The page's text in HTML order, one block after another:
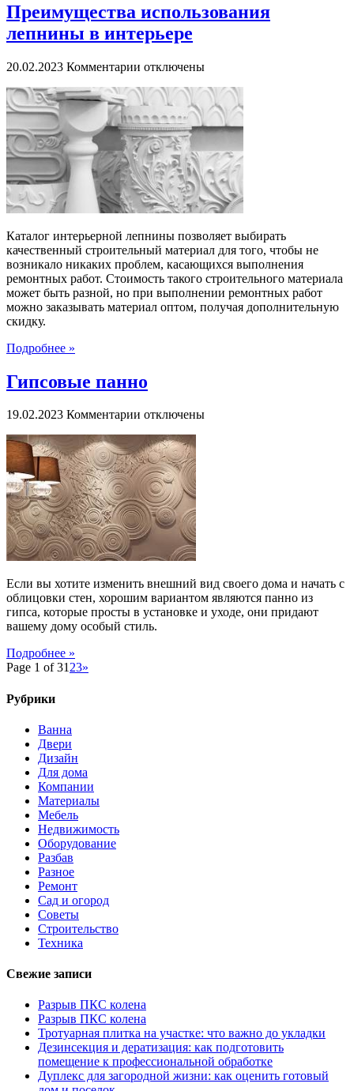
Преимущества использования
лепнины в интерьере
20.02.2023 Комментарии к
Преимущества
использования
лепнины
в
интерьере
отключены
Каталог интерьерной лепнины позволяет выбирать
качественный строительный материал для того, чтобы не
возникало никаких проблем, касающихся выполнения
ремонтных работ. Стоимость такого строительного материала
может быть разной, но при выполнении ремонтных работ
можно заказывать материал оптом, получая дополнительную
скидку.
Подробнее »
Гипсовые панно
19.02.2023 Комментарии к
Гипсовые
панно
отключены
Если вы хотите изменить внешний вид своего дома и начать с
облицовки стен, хорошим вариантом являются панно из
гипса, которые просты в установке и уходе, они придают
вашему дому особый стиль.
Подробнее »
Page 1 of 3123»
Рубрики
Ванна
Двери
Дизайн
Для дома
Компании
Материалы
Мебель
Недвижимость
Оборудование
Разбав
Разное
Ремонт
Сад и огород
Советы
Строительство
Техника
Свежие записи
Разрыв ПКС колена
Разрыв ПКС колена
Тротуарная плитка на участке: что важно до укладки
Дезинсекция и дератизация: как подготовить
помещение к профессиональной обработке
Дуплекс для загородной жизни: как оценить готовый